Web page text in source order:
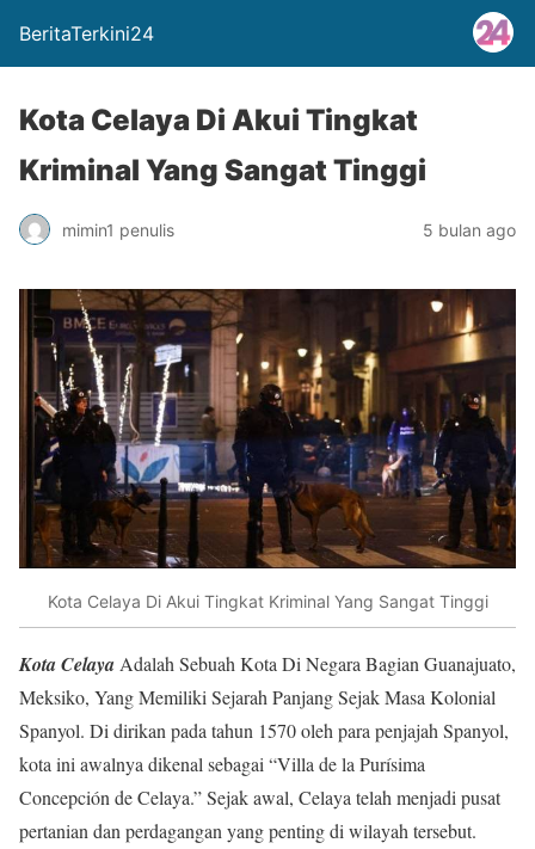
BeritaTerkini24
Kota Celaya Di Akui Tingkat
Kriminal Yang Sangat Tinggi
mimin1 penulis 5 bulan ago
Kota Celaya Di Akui Tingkat Kriminal Yang Sangat Tinggi
Kota Celaya Adalah Sebuah Kota Di Negara Bagian Guanajuato,
Meksiko, Yang Memiliki Sejarah Panjang Sejak Masa Kolonial
Spanyol. Di dirikan pada tahun 1570 oleh para penjajah Spanyol,
kota ini awalnya dikenal sebagai “Villa de la Purísima
Concepción de Celaya.” Sejak awal, Celaya telah menjadi pusat
pertanian dan perdagangan yang penting di wilayah tersebut.